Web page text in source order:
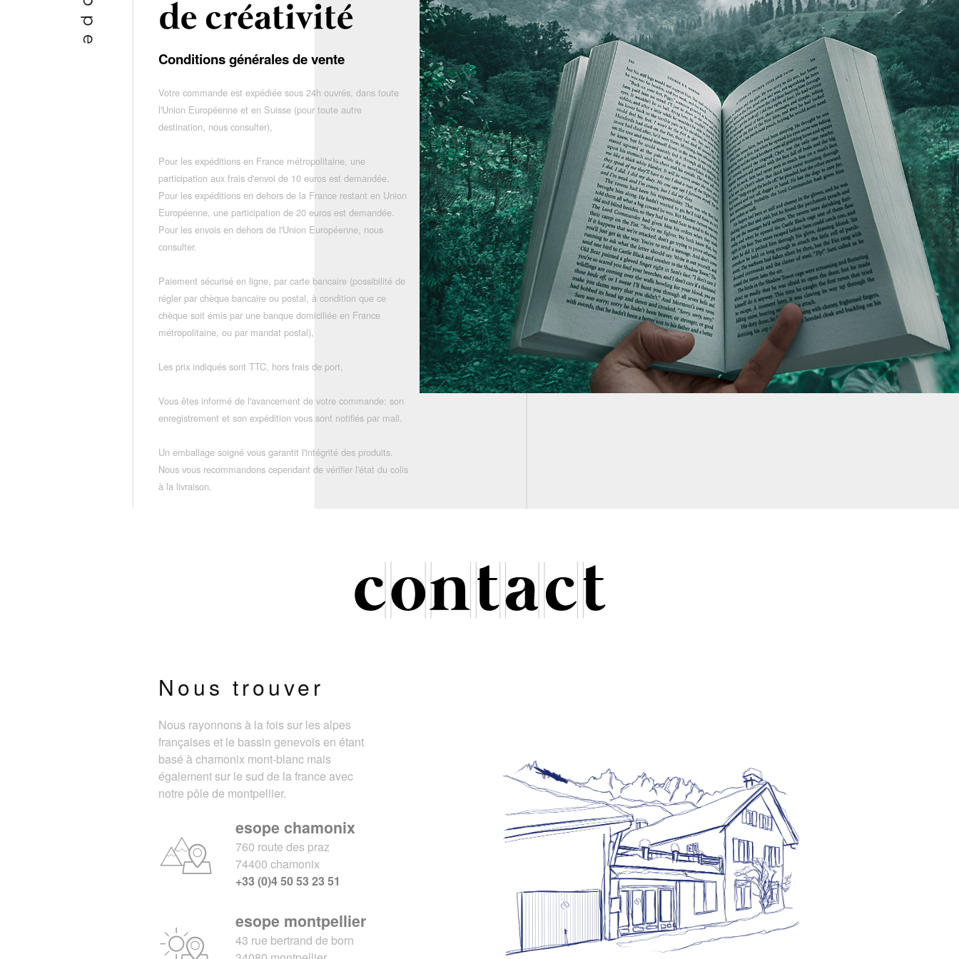
Conditions générales de vente
Votre commande est expédiée sous 24h ouvrés, dans toute
l'Union Européenne et en Suisse (pour toute autre
destination, nous consulter),
Pour les expéditions en France métropolitaine, une
participation aux frais d'envoi de 10 euros est demandée.
Pour les expéditions en dehors de la France restant en Union
Européenne, une participation de 20 euros est demandée.
Pour les envois en dehors de l'Union Européenne, nous
consulter.
Paiement sécurisé en ligne, par carte bancaire (possibilité de
régler par chèque bancaire ou postal, à condition que ce
chèque soit émis par une banque domiciliée en France
métropolitaine, ou par mandat postal),
Les prix indiqués sont TTC, hors frais de port,
Vous êtes informé de l'avancement de votre commande: son
enregistrement et son expédition vous sont notifiés par mail.
Un emballage soigné vous garantit l'intégrité des produits.
Nous vous recommandons cependant de vérifier l'état du colis
à la livraison.
Nous trouver
Nous rayonnons à la fois sur les alpes
françaises et le bassin genevois en étant
basé à chamonix mont-blanc mais
également sur le sud de la france avec
notre pôle de montpellier.
esope chamonix
760 route des praz
74400 chamonix
+33 (0)4 50 53 23 51
esope montpellier
43 rue bertrand de born